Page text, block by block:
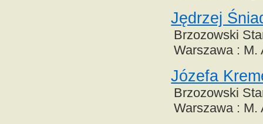
Jędrzej
Brzozowski
Warszawa : M.
Józefa
Brzozowski
Warszawa : M.